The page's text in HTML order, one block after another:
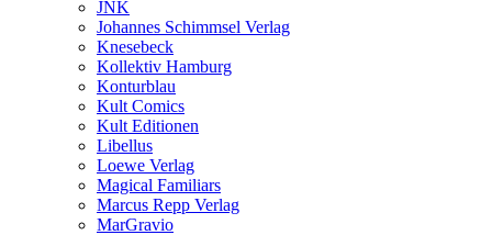
JNK
Johannes Schimmsel Verlag
Knesebeck
Kollektiv Hamburg
Konturblau
Kult Comics
Kult Editionen
Libellus
Loewe Verlag
Magical Familiars
Marcus Repp Verlag
MarGravio